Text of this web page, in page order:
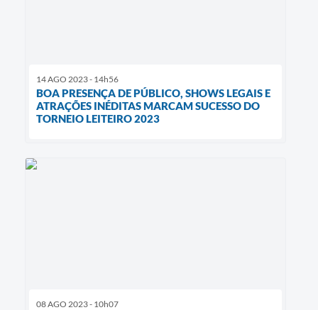
14 AGO 2023 - 14h56
BOA PRESENÇA DE PÚBLICO, SHOWS LEGAIS E
ATRAÇÕES INÉDITAS MARCAM SUCESSO DO
TORNEIO LEITEIRO 2023
08 AGO 2023 - 10h07